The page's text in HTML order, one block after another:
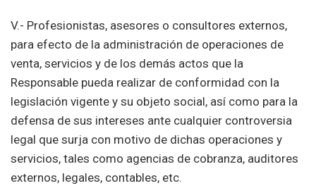
V.- Profesionistas, asesores o consultores externos,
para efecto de la administración de operaciones de
venta, servicios y de los demás actos que la
Responsable pueda realizar de conformidad con la
legislación vigente y su objeto social, así como para la
defensa de sus intereses ante cualquier controversia
legal que surja con motivo de dichas operaciones y
servicios, tales como agencias de cobranza, auditores
externos, legales, contables, etc.